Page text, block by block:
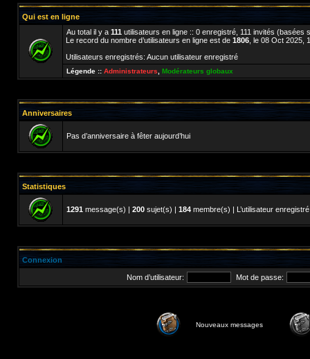
Qui est en ligne
Au total il y a 111 utilisateurs en ligne :: 0 enregistré, 111 invités
Le record du nombre d’utilisateurs en ligne est de 1806 , le 08 Oct 2025,
Utilisateurs enregistrés: Aucun utilisateur enregistré
Légende :: Administrateurs Modérateurs globaux
Anniversaires
Pas d’anniversaire à fêter aujourd’hui
Statistiques
1291 message(s) | 200 sujet(s) | 184 membre(s) | L’utilisateur
Connexion
Nom d’utilisateur: Mot de passe:
Nouveaux messages